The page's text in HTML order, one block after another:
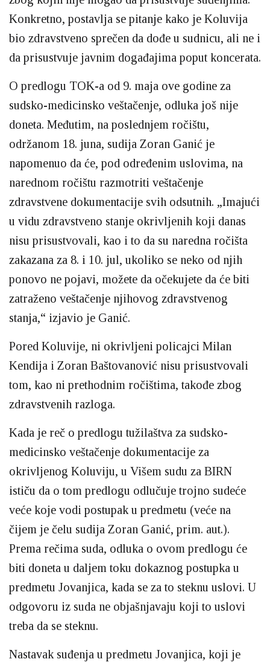
Konkretno, postavlja se pitanje kako je Koluvija
bio zdravstveno sprečen da dođe u sudnicu, ali ne i
da prisustvuje javnim događajima poput koncerata.
O predlogu TOK-a od 9. maja ove godine za
sudsko-medicinsko veštačenje, odluka još nije
doneta. Međutim, na poslednjem ročištu,
održanom 18. juna, sudija Zoran Ganić je
napomenuo da će, pod određenim uslovima, na
narednom ročištu razmotriti veštačenje
zdravstvene dokumentacije svih odsutnih. „Imajući
u vidu zdravstveno stanje okrivljenih koji danas
nisu prisustvovali, kao i to da su naredna ročišta
zakazana za 8. i 10. jul, ukoliko se neko od njih
ponovo ne pojavi, možete da očekujete da će biti
zatraženo veštačenje njihovog zdravstvenog
stanja,“ izjavio je Ganić.
Pored Koluvije, ni okrivljeni policajci Milan
Kendija i Zoran Baštovanović nisu prisustvovali
tom, kao ni prethodnim ročištima, takođe zbog
zdravstvenih razloga.
Kada je reč o predlogu tužilaštva za sudsko-
medicinsko veštačenje dokumentacije za
okrivljenog Koluviju, u Višem sudu za BIRN
ističu da o tom predlogu odlučuje trojno sudeće
veće koje vodi postupak u predmetu (veće na
čijem je čelu sudija Zoran Ganić, prim. aut.).
Prema rečima suda, odluka o ovom predlogu će
biti doneta u daljem toku dokaznog postupka u
predmetu Jovanjica, kada se za to steknu uslovi. U
odgovoru iz suda ne objašnjavaju koji to uslovi
treba da se steknu.
Nastavak suđenja u predmetu Jovanjica, koji je